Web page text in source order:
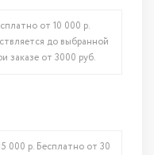
от 10 000 р.
до выбранной
заказе от 3000 руб.
000 р. Бесплатно от 30